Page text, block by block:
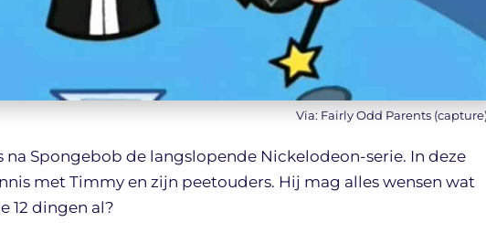
Via: Fairly Odd Parents
na Spongebob de langslopende Nickelodeon-serie. In deze
met Timmy en zijn peetouders. Hij mag alles wensen wat
12 dingen al?